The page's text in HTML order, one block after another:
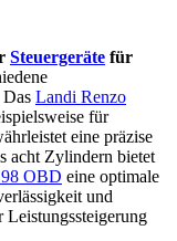
Steuergeräte für
Landi Renzo
für
eine präzise
acht Zylindern bietet
OBD eine optimale
und